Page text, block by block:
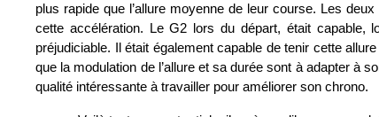
plus rapide que l’allure moyenne de leur course. Les
cette accélération. Le G2 lors du départ, était capable,
préjudiciable. Il était également capable de tenir cette
que la modulation de l’allure et sa durée sont à adapter à
qualité intéressante à travailler pour améliorer son chrono.